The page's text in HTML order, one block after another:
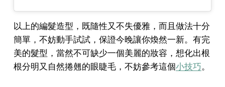
以上的編髮造型，既隨性又不失優雅，而且做法十分
簡單，不妨動手試試，保證今晚讓你煥然一新。有完
美的髮型，當然不可缺少一個美麗的妝容，想化出根
根分明又自然捲翹的眼睫毛，不妨參考這個小技巧。